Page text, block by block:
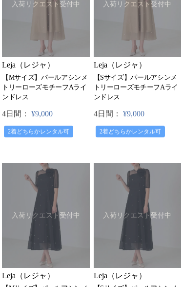
入荷リクエスト受付中
Leja（レジャ）
【Mサイズ】パールアシンメ
トリーローズモチーフAライ
ンドレス
4日間： ¥9,000
2着どちらかレンタル可
入荷リクエスト受付中
Leja（レジャ）
【Sサイズ】パールアシンメ
トリーローズモチーフAライ
ンドレス
4日間： ¥9,000
2着どちらかレンタル可
入荷リクエスト受付中
Leja（レジャ）
入荷リクエスト受付中
Leja（レジャ）